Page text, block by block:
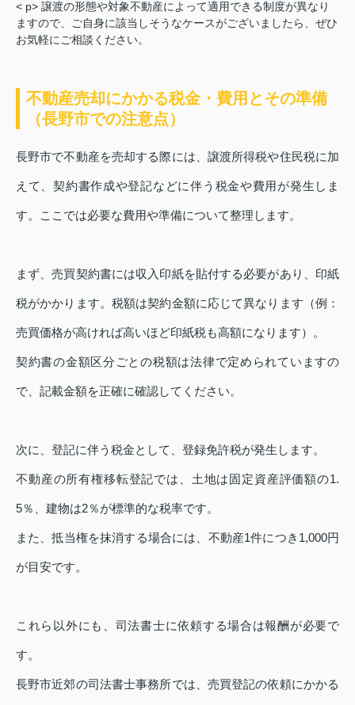
< p> 譲渡の形態や対象不動産によって適用できる制度が異なり
ますので、ご自身に該当しそうなケースがございましたら、ぜひ
お気軽にご相談ください。
不動産売却にかかる税金・費用とその準備
（長野市での注意点）
長野市で不動産を売却する際には、譲渡所得税や住民税に加
えて、契約書作成や登記などに伴う税金や費用が発生しま
す。ここでは必要な費用や準備について整理します。
まず、売買契約書には収入印紙を貼付する必要があり、印紙
税がかかります。税額は契約金額に応じて異なります（例：
売買価格が高ければ高いほど印紙税も高額になります）。
契約書の金額区分ごとの税額は法律で定められていますの
で、記載金額を正確に確認してください。
次に、登記に伴う税金として、登録免許税が発生します。
不動産の所有権移転登記では、土地は固定資産評価額の1.
5％、建物は2％が標準的な税率です。
また、抵当権を抹消する場合には、不動産1件につき1,000円
が目安です。
これら以外にも、司法書士に依頼する場合は報酬が必要で
す。
長野市近郊の司法書士事務所では、売買登記の依頼にかかる